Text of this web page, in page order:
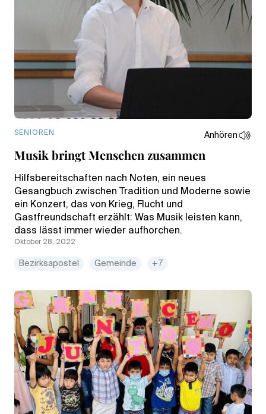
SENIOREN Anhören
Musik bringt Menschen zusammen
Hilfsbereitschaften nach Noten, ein neues
Gesangbuch zwischen Tradition und Moderne sowie
ein Konzert, das von Krieg, Flucht und
Gastfreundschaft erzählt: Was Musik leisten kann,
dass lässt immer wieder aufhorchen.
Oktober 28, 2022
Bezirksapostel Gemeinde +7